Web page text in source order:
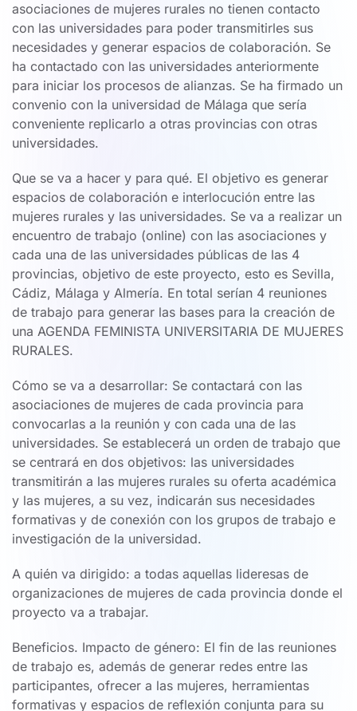
asociaciones de mujeres rurales no tienen contacto
con las universidades para poder transmitirles sus
necesidades y generar espacios de colaboración. Se
ha contactado con las universidades anteriormente
para iniciar los procesos de alianzas. Se ha firmado un
convenio con la universidad de Málaga que sería
conveniente replicarlo a otras provincias con otras
universidades.
Que se va a hacer y para qué. El objetivo es generar
espacios de colaboración e interlocución entre las
mujeres rurales y las universidades. Se va a realizar un
encuentro de trabajo (online) con las asociaciones y
cada una de las universidades públicas de las 4
provincias, objetivo de este proyecto, esto es Sevilla,
Cádiz, Málaga y Almería. En total serían 4 reuniones
de trabajo para generar las bases para la creación de
una AGENDA FEMINISTA UNIVERSITARIA DE MUJERES
RURALES.
Cómo se va a desarrollar: Se contactará con las
asociaciones de mujeres de cada provincia para
convocarlas a la reunión y con cada una de las
universidades. Se establecerá un orden de trabajo que
se centrará en dos objetivos: las universidades
transmitirán a las mujeres rurales su oferta académica
y las mujeres, a su vez, indicarán sus necesidades
formativas y de conexión con los grupos de trabajo e
investigación de la universidad.
A quién va dirigido: a todas aquellas lideresas de
organizaciones de mujeres de cada provincia donde el
proyecto va a trabajar.
Beneficios. Impacto de género: El fin de las reuniones
de trabajo es, además de generar redes entre las
participantes, ofrecer a las mujeres, herramientas
formativas y espacios de reflexión conjunta para su